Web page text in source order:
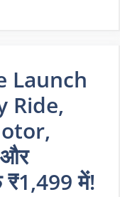
Launch
Ride,
₹1,499 में!